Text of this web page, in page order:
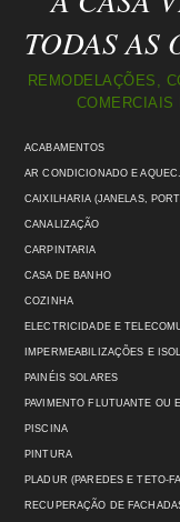
TODAS AS
REMODELAÇÕES,
COMERCIAIS
ACABAMENTOS
AR CONDICIONADO E
CAIXILHARIA (JANELAS,
CANALIZAÇÃO
CARPINTARIA
CASA DE BANHO
COZINHA
ELECTRICIDADE E
IMPERMEABILIZAÇÕES E
PAINÉIS SOLARES
PAVIMENTO FLUTUANTE OU
PISCINA
PINTURA
PLADUR (PAREDES E TETO-
RECUPERAÇÃO DE